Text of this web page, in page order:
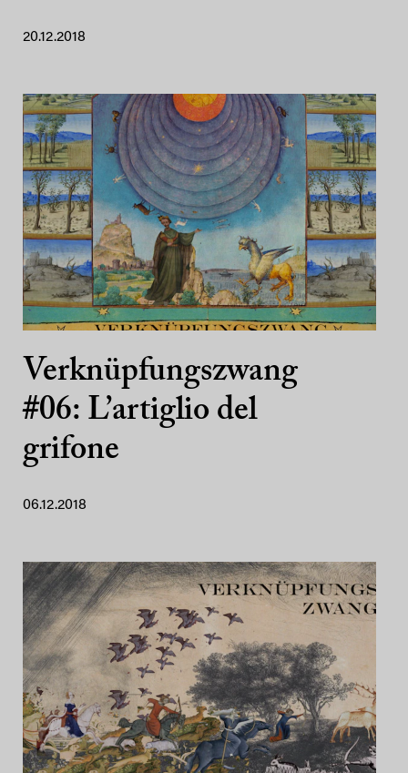
20.12.2018
Verknüpfungszwang
#06: L’artiglio del
grifone
06.12.2018